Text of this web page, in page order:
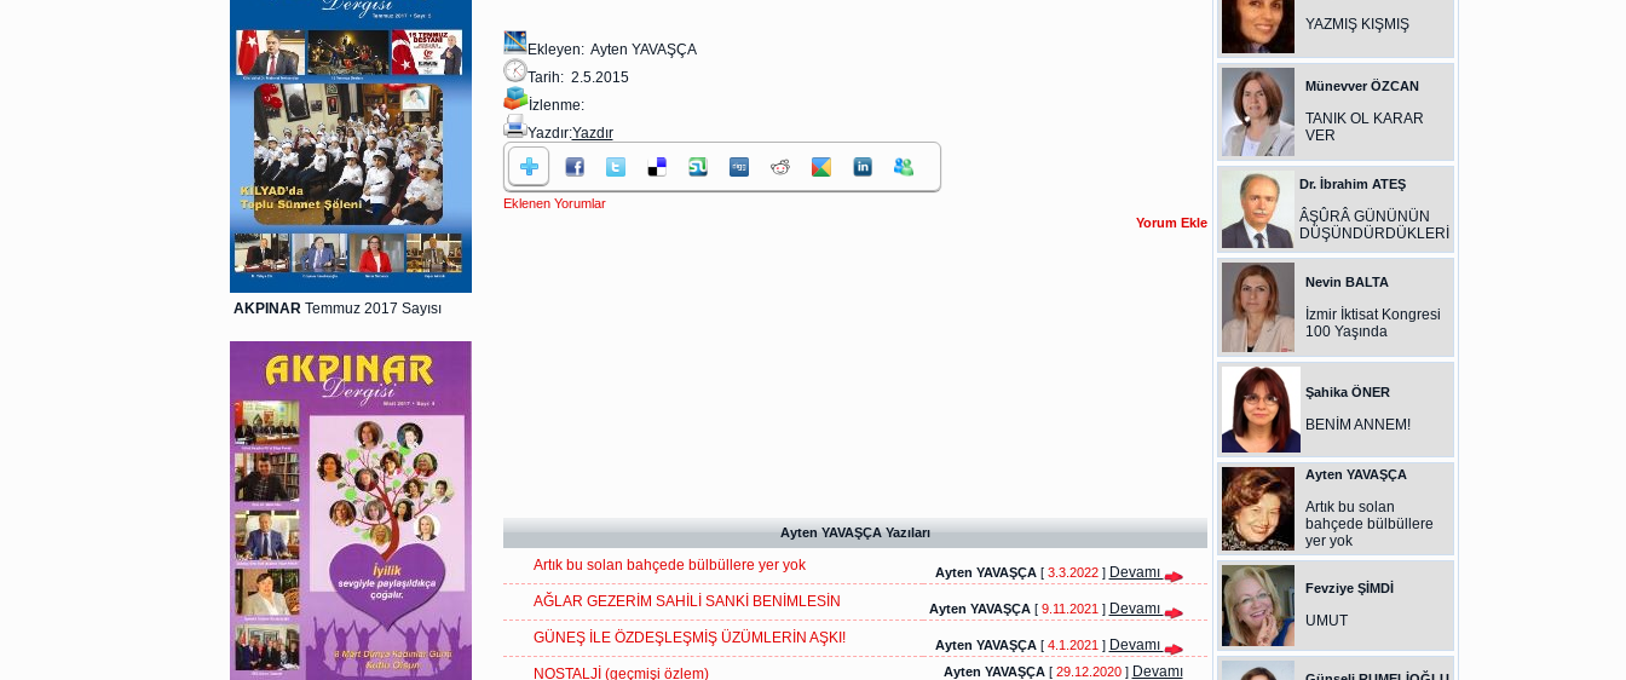
AKPINAR Temmuz 2017 Sayısı
Ekleyen: Ayten YAVAŞÇA
Tarih: 2.5.2015
İzlenme:
Yazdır:Yazdır
Eklenen Yorumlar
Ayten YAVAŞÇA Yazıları
Artık bu solan bahçede bülbüllere yer yok Ayten YAVAŞÇA[3.3.2022 ] Devamı
AĞLAR GEZERİM SAHİLİ SANKİ BENİMLESİN
Ayten YAVAŞÇA[9.11.2021 ] Devamı
GÜNEŞ İLE ÖZDEŞLEŞMİŞ ÜZÜMLERİN AŞKI!
Ayten YAVAŞÇA[4.1.2021 ] Devamı
NOSTALJİ (geçmişi özlem)
Ayten YAVAŞÇA[29.12.2020 ] Devamı
YAZMIŞ KIŞMIŞ
Münevver ÖZCAN
TANIK OL KARAR
VER
Dr. İbrahim ATEŞ
ÂŞÛRÂ GÜNÜNÜN
DÜŞÜNDÜRDÜKLERİ
Nevin BALTA
İzmir İktisat Kongresi
100 Yaşında
Şahika ÖNER
BENİM ANNEM!
Ayten YAVAŞÇA
Artık bu solan
bahçede bülbüllere
yer yok
Fevziye ŞİMDİ
UMUT